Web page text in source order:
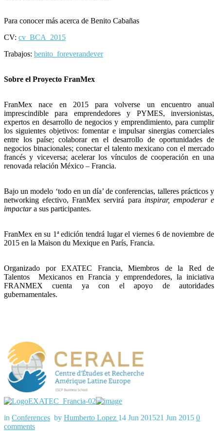
Para conocer más acerca de Benito Cabañas
CV: cv_BCA_2015
Trabajos: benito_foreverandever
Sobre el Proyecto FranMex
FranMex nace en 2015 para volverse un encuentro anual
imprescindible para emprendedores y PYMES, inversionistas,
expertos en desarrollo de negocios y emprendimiento, para cumplir
los siguientes objetivos: fomentar e impulsar sinergias comerciales
entre los paíse; colaborar en el desarrollo de oportunidades de
negocios binacionales; conectar el talento mexicano con el mercado
francés y viceversa; acelerar los vínculos de cooperación en una
renovada relación México – Francia.
Bajo un modelo ‘todo en un día’ de conferencias, talleres prácticos y
networking efectivo, FranMex servirá para inspirar, empoderar e
impactar a sus participantes.
FranMex en su 1ª edición tendrá lugar el viernes 6 de noviembre de
2015 en la Maison du Mexique en París, Francia.
Organizado por EXATEC Francia, Miembros de la Red de
Talentos Mexicanos en Francia y emprendedores, la iniciativa
FRANMEX cuenta ya con el apoyo de autoridades
gubernamentales.
in Conferences by Humberto Lopez 14 Jun 201521 Jun 2015 0
comments